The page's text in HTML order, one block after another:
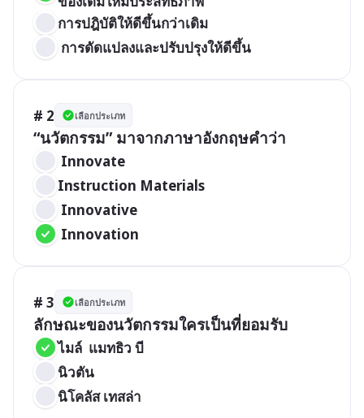
การปฎิบัติให้ดีขึ้นกว่าเดิม
การดัดแปลงและปรับปรุงให้ดีขึ้น
# 2 เลือกประเภท
“นวัตกรรม” มาจากภาษาอังกฤษคำว่า
Innovate
Instruction Materials
Innovative
Innovation
# 3 เลือกประเภท
ลักษณะของนวัตกรรมใครเป็นที่ยอมรับ
ไมล์  แมทธิว บี
นิวตัน
นิโคลัส เทสล่า